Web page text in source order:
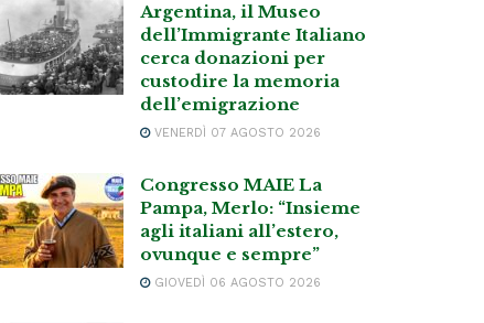
Argentina, il Museo
dell’Immigrante Italiano
cerca donazioni per
custodire la memoria
dell’emigrazione
VENERDÌ 07 AGOSTO 2026
Congresso MAIE La
Pampa, Merlo: “Insieme
agli italiani all’estero,
ovunque e sempre”
GIOVEDÌ 06 AGOSTO 2026